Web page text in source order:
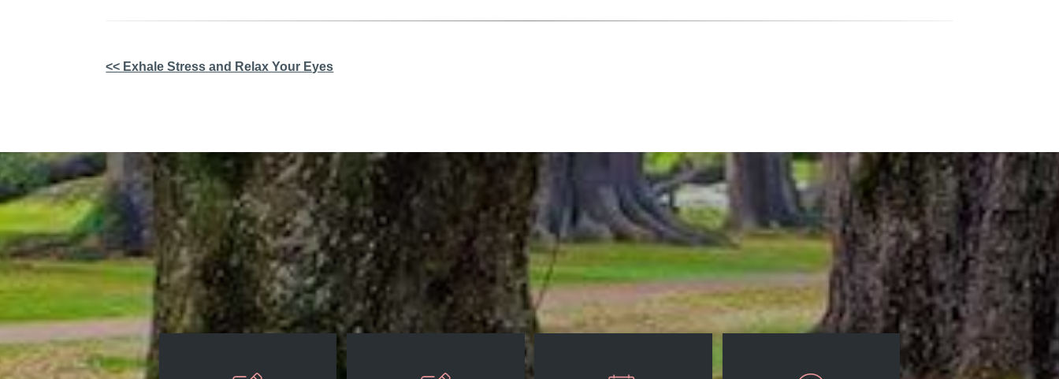
Other
<< Exhale Stress and Relax Your Eyes